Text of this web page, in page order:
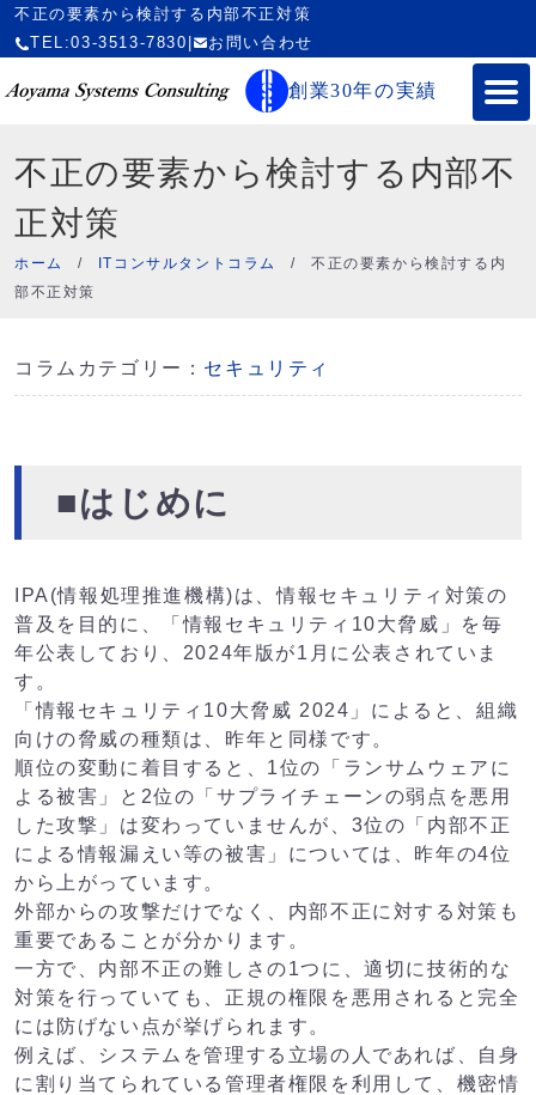
不正の要素から検討する内部不正対策
TEL:03-3513-7830
お問い合わせ
創業30年の実績
不正の要素から検討する内部不
正対策
ホーム / ITコンサルタントコラム /不正の要素から検討する内
部不正対策
コラムカテゴリー： セキュリティ
■はじめに
IPA(情報処理推進機構)は、情報セキュリティ対策の
普及を目的に、「情報セキュリティ10大脅威」を毎
年公表しており、2024年版が1月に公表されていま
す。
「情報セキュリティ10大脅威 2024」によると、組織
向けの脅威の種類は、昨年と同様です。
順位の変動に着目すると、1位の「ランサムウェアに
よる被害」と2位の「サプライチェーンの弱点を悪用
した攻撃」は変わっていませんが、3位の「内部不正
による情報漏えい等の被害」については、昨年の4位
から上がっています。
外部からの攻撃だけでなく、内部不正に対する対策も
重要であることが分かります。
一方で、内部不正の難しさの1つに、適切に技術的な
対策を行っていても、正規の権限を悪用されると完全
には防げない点が挙げられます。
例えば、システムを管理する立場の人であれば、自身
に割り当てられている管理者権限を利用して、機密情